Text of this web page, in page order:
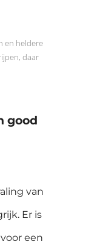
en heldere
daar
good
van
Er is
een